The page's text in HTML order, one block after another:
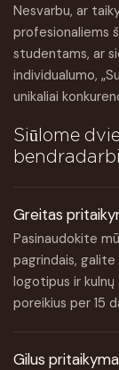
Nesvarbu, ar
profesionaliems
studentams, ar
individualumo,
unikaliai
Siūlome
Greitas
Pasinaudokite
pagrindais,
logotipus ir
poreikius per 15
Gilus